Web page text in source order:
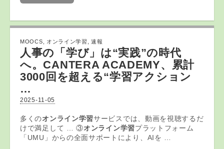
MOOCS オンライン学習 ,速報
人事の「学び」は“実践”の時代
へ。CANTERA ACADEMY、累計
3000回を超える“学習アクション
…
2025-11-05
多くのオンライン学習サービスでは、動画を視聴するだ
けで満足して … ③オンライン学習プラットフォーム
「UMU」からの全面サポートにより、AIを …